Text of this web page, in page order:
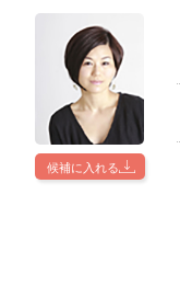
候補に入れる